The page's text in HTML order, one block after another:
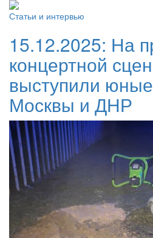
Статьи и интервью
15.12.2025: На
концертной
выступили
Москвы и ДНР